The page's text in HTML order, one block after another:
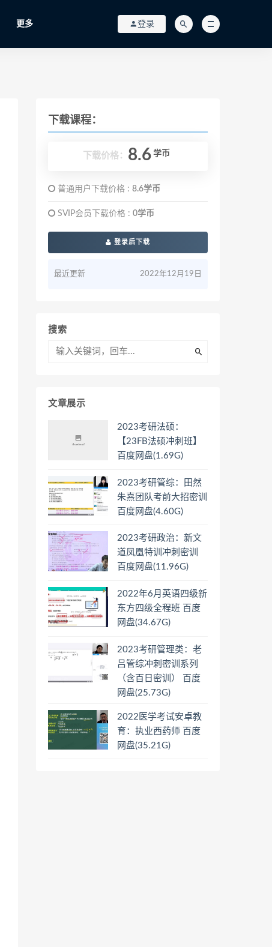
更多 登录
下载课程：
下载价格： 8.6 学币
普通用户下载价格 : 8.6学币
SVIP会员下载价格 : 0学币
登录后下载
最近更新 2022年12月19日
搜索
文章展示
2023考研法硕：
【23FB法硕冲刺班】
百度网盘(1.69G)
2023考研管综：田然
朱熹团队考前大招密训
百度网盘(4.60G)
2023考研政治：新文
道凤凰特训冲刺密训
百度网盘(11.96G)
2022年6月英语四级新
东方四级全程班 百度
网盘(34.67G)
2023考研管理类：老
吕管综冲刺密训系列
（含百日密训） 百度
网盘(25.73G)
2022医学考试安卓教
育：执业西药师 百度
网盘(35.21G)